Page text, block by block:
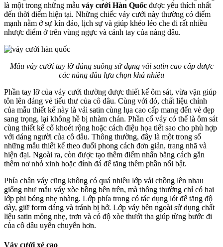
là một trong những mẫu váy cưới Hàn Quốc được yêu thích nhất
đến thời điểm hiện tại. Những chiếc váy cưới này thường có điểm
mạnh nằm ở sự kín đáo, lịch sự và giúp khéo léo che đi rất nhiều
nhược điểm ở trên vùng ngực và cánh tay của nàng dâu.
Mẫu váy cưới tay lỡ dáng suông sử dụng vải satin cao cấp được
các nàng dâu lựa chọn khá nhiều
Phần tay lỡ của váy cưới thường được thiết kế ôm sát, vừa vặn giúp
tôn lên dáng vẻ tiểu thư của cô dâu. Cùng với đó, chất liệu chính
của mẫu thiết kế này là vải satin cùng lụa cao cấp mang đến vẻ đẹp
sang trọng, lại không hề bị nhàm chán. Phần cổ váy có thể là ôm sát
cùng thiết kế cổ khoét rộng hoặc cách điệu họa tiết sao cho phù hợp
với dáng người của cô dâu. Thông thường, đây là một trong số
những mẫu thiết kế theo đuổi phong cách đơn giản, trang nhã và
hiện đại. Ngoài ra, còn được tạo thêm điểm nhấn bằng cách gắn
thêm nơ nhỏ xinh hoặc đính đá để tăng thêm phần nổi bật.
Phía chân váy cũng không có quá nhiều lớp vải chồng lên nhau
giống như mẫu váy xòe bồng bên trên, mà thông thường chỉ có hai
lớp phi bóng nhẹ nhàng. Lớp phía trong có tác dụng lót để tăng độ
dày, giữ form dáng và tránh bị hở. Lớp váy bên ngoài sử dụng chất
liệu satin mỏng nhẹ, trơn và có độ xòe thướt tha giúp từng bước đi
của cô dâu uyển chuyển hơn.
Váy cưới xẻ cao